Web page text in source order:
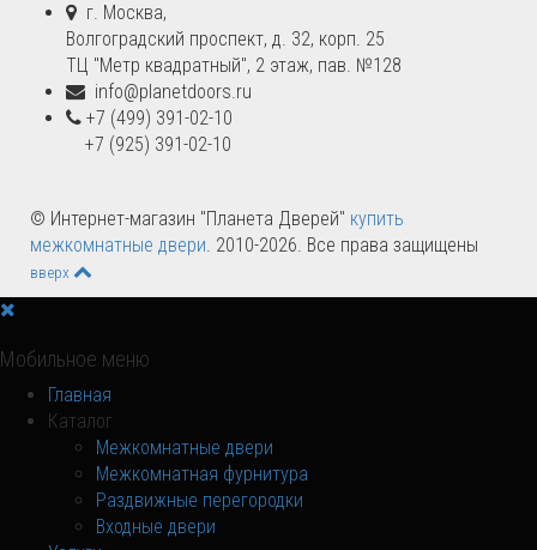
г. Москва,
Волгоградский проспект, д. 32, корп. 25
ТЦ "Метр квадратный", 2 этаж, пав. №128
info@planetdoors.ru
+7 (499) 391-02-10
+7 (925) 391-02-10
© Интернет-магазин "Планета Дверей" купить
межкомнатные двери. 2010-2026. Все права защищены
вверх
Мобильное меню
Главная
Каталог
Межкомнатные двери
Межкомнатная фурнитура
Раздвижные перегородки
Входные двери